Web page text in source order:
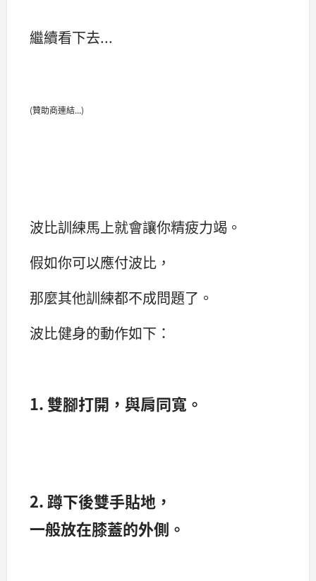
繼續看下去...
(贊助商連結...)
波比訓練馬上就會讓你精疲力竭。
假如你可以應付波比，
那麼其他訓練都不成問題了。
波比健身的動作如下：
1. 雙腳打開，與肩同寬。
2. 蹲下後雙手貼地，
一般放在膝蓋的外側。